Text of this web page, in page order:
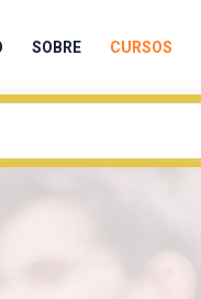
SOBRE CURSOS